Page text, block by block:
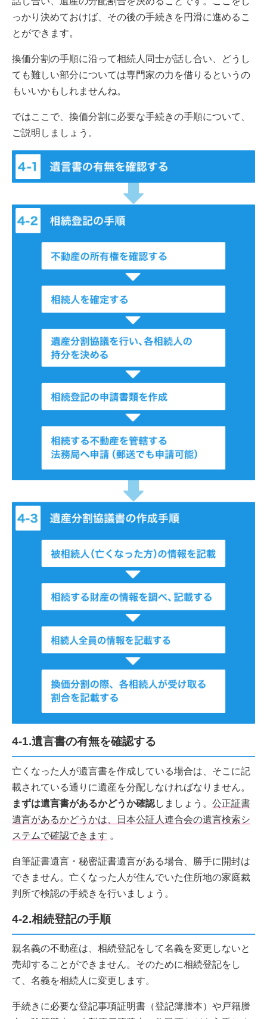
っかり決めておけば、その後の手続きを円滑に進めるこ
とができます。
換価分割の手順に沿って相続人同士が話し合い、どうし
ても難しい部分については専門家の力を借りるというの
もいいかもしれませんね。
ではここで、換価分割に必要な手続きの手順について、
ご説明しましょう。
4-1.遺言書の有無を確認する
亡くなった人が遺言書を作成している場合は、そこに記
載されている通りに遺産を分配しなければなりません。
まずは遺言書があるかどうか確認しましょう。 公正証書
遺言があるかどうかは、日本公証人連合会の遺言検索シ
ステムで確認できます 。
自筆証書遺言・秘密証書遺言がある場合、勝手に開封は
できません。亡くなった人が住んでいた住所地の家庭裁
判所で検認の手続きを行いましょう。
4-2.相続登記の手順
親名義の不動産は、相続登記をして名義を変更しないと
売却することができません。そのために相続登記をし
て、名義を相続人に変更します。
手続きに必要な登記事項証明書（登記簿謄本）や戸籍謄